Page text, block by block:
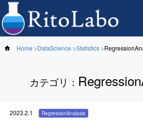
Home DataScience Statistics
カテゴリ ：
2023.2.1 RegressionAnalysis